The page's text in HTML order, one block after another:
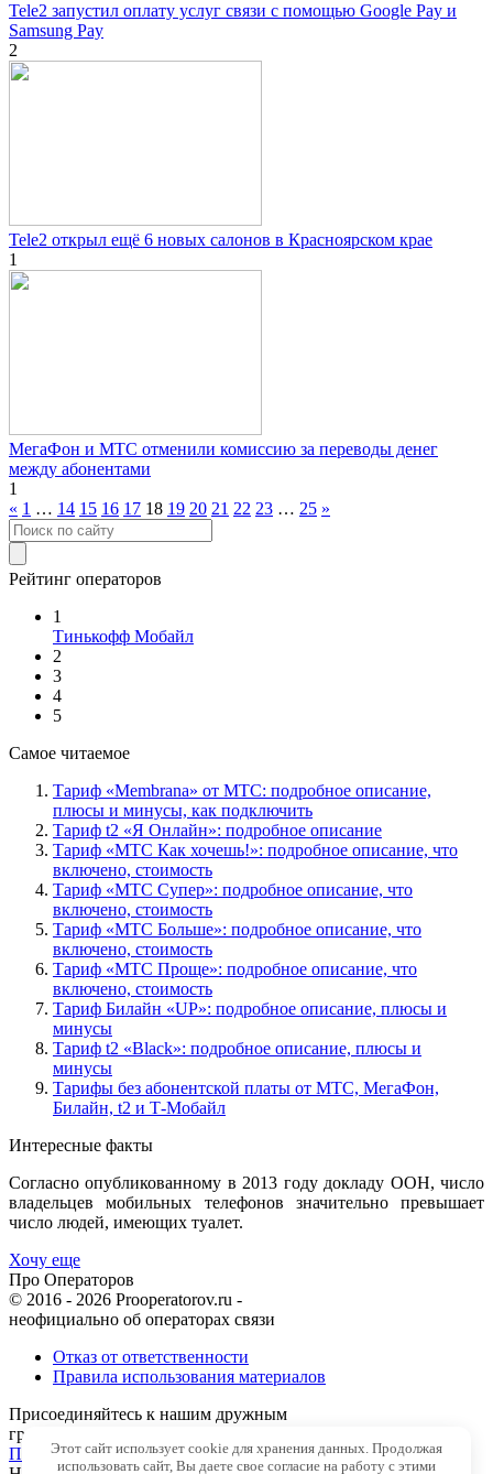
Tele2 запустил оплату услуг связи с помощью Google Pay и
Samsung Pay
2
Tele2 открыл ещё 6 новых салонов в Красноярском крае
1
МегаФон и МТС отменили комиссию за переводы денег
между абонентами
1
« 1 … 14 15 16 17 18 19 20 21 22 23 … 25 »
Рейтинг операторов
1
Тинькофф Мобайл
2
3
4
5
Самое читаемое
Тариф «Membrana» от МТС: подробное описание,
плюсы и минусы, как подключить
Тариф t2 «Я Онлайн»: подробное описание
Тариф «МТС Как хочешь!»: подробное описание, что
включено, стоимость
Тариф «МТС Супер»: подробное описание, что
включено, стоимость
Тариф «МТС Больше»: подробное описание, что
включено, стоимость
Тариф «МТС Проще»: подробное описание, что
включено, стоимость
Тариф Билайн «UP»: подробное описание, плюсы и
минусы
Тариф t2 «Black»: подробное описание, плюсы и
минусы
Тарифы без абонентской платы от МТС, МегаФон,
Билайн, t2 и Т-Мобайл
Интересные факты
Согласно опубликованному в 2013 году докладу ООН, число
владельцев мобильных телефонов значительно превышает
число людей, имеющих туалет.
Хочу еще
Про Операторов
© 2016 - 2026 Prooperatorov.ru -
неофициально об операторах связи
Отказ от ответственности
Правила использования материалов
Присоединяйтесь к нашим дружным
группам в социальных сетях
Подобрать свой тариф
Этот сайт использует cookie для хранения данных. Продолжая
использовать сайт, Вы даете свое согласие на работу с этими